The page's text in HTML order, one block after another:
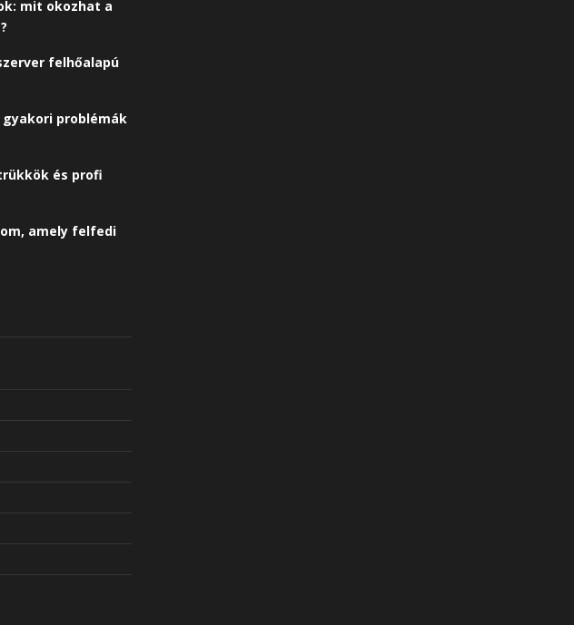
mit okozhat a
felhőalapú
problémák
és profi
amely felfedi